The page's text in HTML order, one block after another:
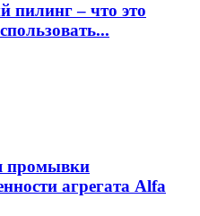
пилинг – что это
промывки
агрегата Alfa